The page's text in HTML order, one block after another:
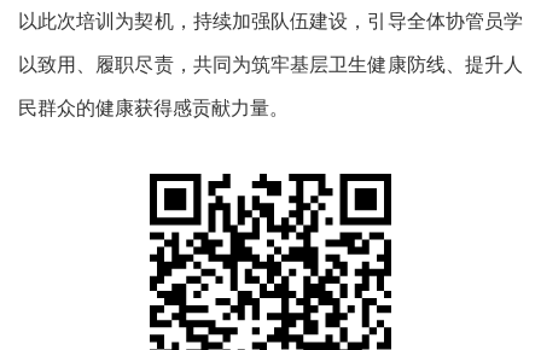
以此次培训为契机，持续加强队伍建设，引导全体协管员学
以致用、履职尽责，共同为筑牢基层卫生健康防线、提升人
民群众的健康获得感贡献力量。